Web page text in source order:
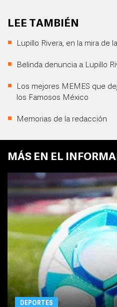
LEE TAMBIÉN
Lupillo Rivera, en la mira de la
Belinda denuncia a Lupillo
Los mejores MEMES que
los Famosos México
Memorias de la redacción
MÁS EN EL
DEPORTES